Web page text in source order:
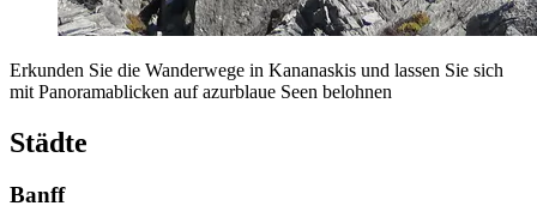
Erkunden Sie die Wanderwege in Kananaskis und lassen Sie sich
mit Panoramablicken auf azurblaue Seen belohnen
Städte
Banff